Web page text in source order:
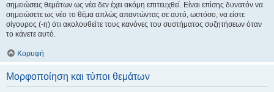
σημειώσεις θεμάτων ως νέα δεν έχει ακόμη επιτευχθεί. Είναι επίσης δυνατόν να
σημειώσετε ως νέο το θέμα απλώς απαντώντας σε αυτό, ωστόσο, να είστε
σίγουρος (-η) ότι ακολουθείτε τους κανόνες του συστήματος συζητήσεων όταν
το κάνετε αυτό.
Κορυφή
Μορφοποίηση και τύποι θεμάτων